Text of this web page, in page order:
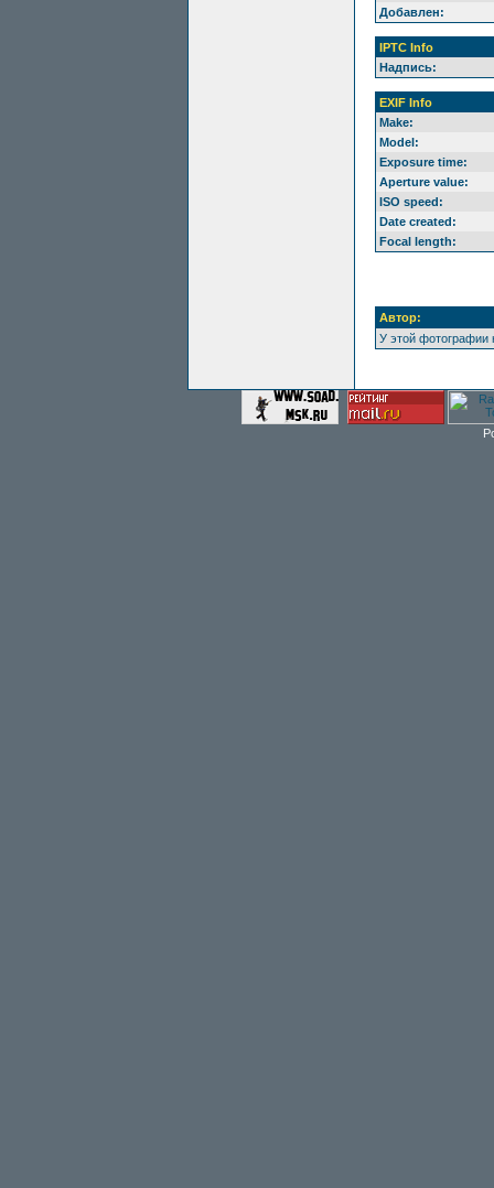
Добавлен:
IPTC Info
Надпись:
EXIF Info
Make:
Model:
Exposure time:
Aperture value:
ISO speed:
Date created:
Focal length:
Автор:
У этой фотографии